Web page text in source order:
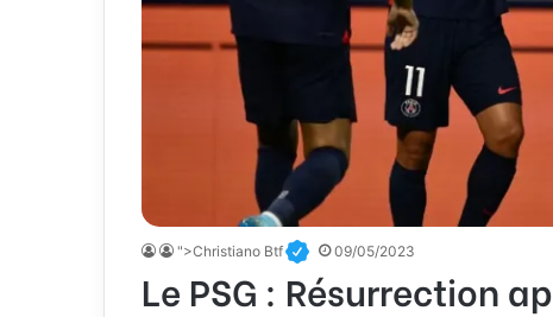
">Christiano Btf 09/05/2023
Le PSG : Résurrection